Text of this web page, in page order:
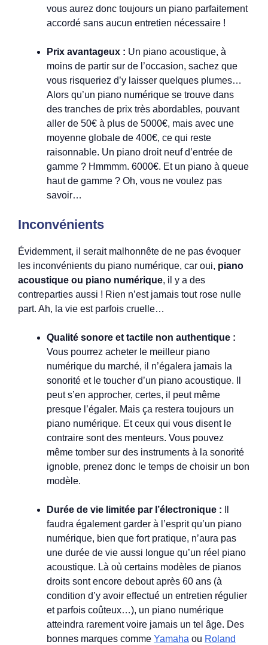
vous aurez donc toujours un piano parfaitement
accordé sans aucun entretien nécessaire !
Prix avantageux : Un piano acoustique, à
moins de partir sur de l’occasion, sachez que
vous risqueriez d’y laisser quelques plumes…
Alors qu’un piano numérique se trouve dans
des tranches de prix très abordables, pouvant
aller de 50€ à plus de 5000€, mais avec une
moyenne globale de 400€, ce qui reste
raisonnable. Un piano droit neuf d’entrée de
gamme ? Hmmmm. 6000€. Et un piano à queue
haut de gamme ? Oh, vous ne voulez pas
savoir…
Inconvénients
Évidemment, il serait malhonnête de ne pas évoquer
les inconvénients du piano numérique, car oui, piano
acoustique ou piano numérique, il y a des
contreparties aussi ! Rien n’est jamais tout rose nulle
part. Ah, la vie est parfois cruelle…
Qualité sonore et tactile non authentique :
Vous pourrez acheter le meilleur piano
numérique du marché, il n’égalera jamais la
sonorité et le toucher d’un piano acoustique. Il
peut s’en approcher, certes, il peut même
presque l’égaler. Mais ça restera toujours un
piano numérique. Et ceux qui vous disent le
contraire sont des menteurs. Vous pouvez
même tomber sur des instruments à la sonorité
ignoble, prenez donc le temps de choisir un bon
modèle.
Durée de vie limitée par l’électronique :
faudra également garder à l’esprit qu’un piano
numérique, bien que fort pratique, n’aura pas
une durée de vie aussi longue qu’un réel piano
acoustique. Là où certains modèles de pianos
droits sont encore debout après 60 ans (à
condition d’y avoir effectué un entretien régulier
et parfois coûteux…), un piano numérique
atteindra rarement voire jamais un tel âge. Des
bonnes marques comme Yamaha ou Roland